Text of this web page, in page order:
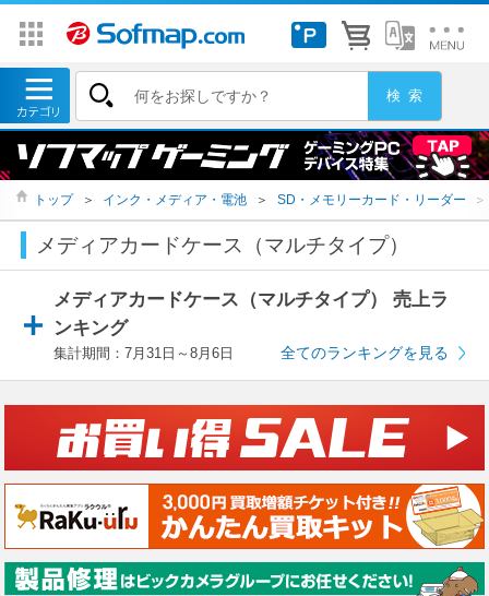
トップ ＞ インク・メディア・電池 ＞ SD・メモリーカード・リーダー ＞
メディアカードケース（マルチタイプ）
メディアカードケース（マルチタイプ） 売上ラ
ンキング
集計期間：7月31日～8月6日 全てのランキングを見る